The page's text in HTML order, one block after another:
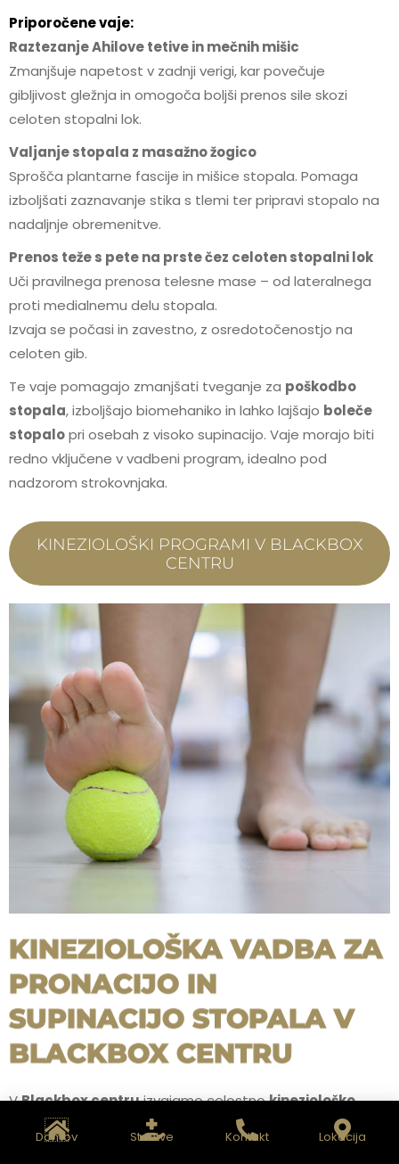
Priporočene vaje:
Raztezanje Ahilove tetive in mečnih mišic
Zmanjšuje napetost v zadnji verigi, kar povečuje
gibljivost gležnja in omogoča boljši prenos sile skozi
celoten stopalni lok.
Valjanje stopala z masažno žogico
Sprošča plantarne fascije in mišice stopala. Pomaga
izboljšati zaznavanje stika s tlemi ter pripravi stopalo na
nadaljnje obremenitve.
Prenos teže s pete na prste čez celoten stopalni lok
Uči pravilnega prenosa telesne mase – od lateralnega
proti medialnemu delu stopala.
Izvaja se počasi in zavestno, z osredotočenostjo na
celoten gib.
Te vaje pomagajo zmanjšati tveganje za poškodbo
stopala, izboljšajo biomehaniko in lahko lajšajo boleče
stopalopri osebah z visoko supinacijo. Vaje morajo biti
redno vključene v vadbeni program, idealno pod
nadzorom strokovnjaka.
KINEZIOLOŠKI PROGRAMI V BLACKBOX
CENTRU
KINEZIOLOŠKA VADBA ZA
PRONACIJO IN
SUPINACIJO STOPALA V
BLACKBOX CENTRU
VBlackbox centruizvajamo celostnokineziološko
vadbo, namenjeno odpravljanju težav, ki jih povzroča
. Naš pristop temelji
Domov Storitve Kontakt Lokacija